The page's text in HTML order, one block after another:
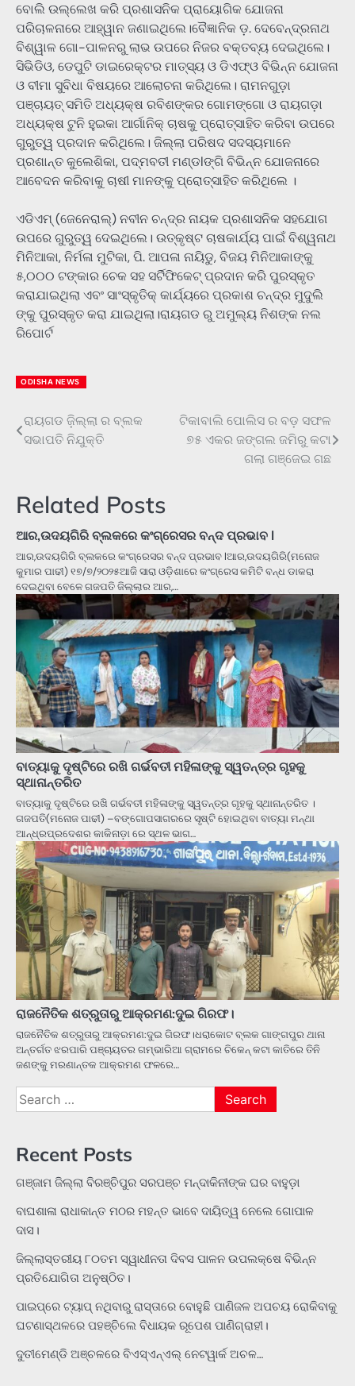
ବୋଲି ଉଲ୍ଲେଖ କରି ପ୍ରଶାସନିକ ପ୍ରାୟୋଗିକ ଯୋଜନା
ପରିଚାଳନାରେ ଆହ୍ୱାନ ଜଣାଇଥିଲେ।ବୈଜ୍ଞାନିକ ଡ଼. ଦେବେନ୍ଦ୍ରନାଥ
ବିଶ୍ୱାଳ ଗୋ-ପାଳନରୁ ଲାଭ ଉପରେ ନିଜର ବକ୍ତବ୍ୟ ଦେଇଥିଲେ।
ସିଭିଡିଓ, ଡେପୁଟି ଡାଇରେକ୍ଟର ମାତ୍ସ୍ୟ ଓ ଡିଏଫ୍ଓ ବିଭିନ୍ନ ଯୋଜନା
ଓ ବୀମା ସୁବିଧା ବିଷୟରେ ଆଲୋଚନା କରିଥିଲେ। ରାମନଗୁଡ଼ା
ପଞ୍ଚାୟତ୍ ସମିତି ଅଧ୍ୟକ୍ଷ ରବିଶଙ୍କର ଗୋମଙ୍ଗୋ ଓ ରାୟଗଡ଼ା
ଅଧ୍ୟକ୍ଷ ଟୁନି ହୁଇକା ଆର୍ଗାନିକ୍ ଚାଷକୁ ପ୍ରୋତ୍ସାହିତ କରିବା ଉପରେ
ଗୁରୁତ୍ୱ ପ୍ରଦାନ କରିଥିଲେ। ଜିଲ୍ଲା ପରିଷଦ ସଦସ୍ୟମାନେ
ପ୍ରଶାନ୍ତ କୁଲେଶିକା, ପଦ୍ମବତୀ ମଣ୍ଡlଙ୍ଗି ବିଭିନ୍ନ ଯୋଜନାରେ
ଆବେଦନ କରିବାକୁ ଚାଷୀ ମାନଙ୍କୁ ପ୍ରୋତ୍ସାହିତ କରିଥିଲେ ।
ଏଡିଏମ୍ (ଜେନେରାଲ୍) ନବୀନ ଚନ୍ଦ୍ର ନାୟକ ପ୍ରଶାସନିକ ସହଯୋଗ
ଉପରେ ଗୁରୁତ୍ୱ ଦେଇଥିଲେ। ଉତ୍କୃଷ୍ଟ ଚାଷକାର୍ଯ୍ୟ ପାଇଁ ବିଶ୍ୱନାଥ
ମିନିଆକା, ନିର୍ମଳା ମୁଟିକା, ପି. ଆପଳା ନାୟିଡୁ, ବିଜୟ ମିନିଆକାଙ୍କୁ
୫,୦୦୦ ଟଙ୍କାର ଚେକ ସହ ସର୍ଟିଫିକେଟ୍ ପ୍ରଦାନ କରି ପୁରସ୍କୃତ
କରାଯାଇଥିଲା ଏବଂ ସାଂସ୍କୃତିକ୍ କାର୍ଯ୍ୟରେ ପ୍ରକାଶ ଚନ୍ଦ୍ର ମୁଦୁଲି
ଙ୍କୁ ପୁରସ୍କୃତ କରା ଯାଇଥିଲା।ରାୟଗଡ ରୁ ଅମୁଲ୍ୟ ନିଶଙ୍କ ନଲ
ରିପୋର୍ଟ
ODISHA NEWS
Post
navigation
ରାୟଗଡ ଜ଼ିଲ୍ଲା ର ବ୍ଲକ
ସଭାପତି ନିଯୁକ୍ତି
ଟିକାବାଲି ପୋଲିସ ର ବଡ଼ ସଫଳ
୭୫ ଏକର ଜଙ୍ଗଲ ଜମିରୁ କଟା
ଗଲା ଗଞ୍ଜେଇ ଗଛ
Related Posts
ଆର,ଉଦୟଗିରି ବ୍ଲକରେ କଂଗ୍ରେସର ବନ୍ଦ ପ୍ରଭାବ l
ଆର,ଉଦୟଗିରି ବ୍ଲକରେ କଂଗ୍ରେସର ବନ୍ଦ ପ୍ରଭାବ lଆର,ଉଦୟଗିରି(ମନୋଜ
କୁମାର ପାଢୀ) ୧୭/୭/୨୦୨୫ଆଜି ସାରା ଓଡ଼ିଶାରେ କଂଗ୍ରେସ କମିଟି ବନ୍ଧ ଡାକରା
ଦେଇଥିବା ବେଳେ ଗଜପତି ଜିଲ୍ଲାର ଆର,…
ବାତ୍ୟାକୁ ଦୃଷ୍ଟିରେ ରଖି ଗର୍ଭବତୀ ମହିଳାଙ୍କୁ ସ୍ୱତନ୍ତ୍ର ଗୃହକୁ
ସ୍ଥାନାନ୍ତରିତ
ବାତ୍ୟାକୁ ଦୃଷ୍ଟିରେ ରଖି ଗର୍ଭବତୀ ମହିଳାଙ୍କୁ ସ୍ୱତନ୍ତ୍ର ଗୃହକୁ ସ୍ଥାନାନ୍ତରିତ ।
ଗଜପତି(ମନୋଜ ପାଢୀ) –ବଙ୍ଗୋପସାଗରରେ ସୃଷ୍ଟି ହୋଇଥିବା ବାତ୍ୟା ମନ୍ଥା
ଆନ୍ଧ୍ରପ୍ରଦେଶର କାକିନାଡ଼ା ରେ ସ୍ଥଳ ଭାଗ…
ରାଜନୈତିକ ଶତ୍ରୁତାରୁ ଆକ୍ରମଣ:ଦୁଇ ଗିରଫ।
ରାଜନୈତିକ ଶତ୍ରୁତାରୁ ଆକ୍ରମଣ:ଦୁଇ ଗିରଫ।ଧରାକୋଟ ବ୍ଲକ ଗାଙ୍ଗପୁର ଥାନା
ଅନ୍ତର୍ଗତ ଝରପାରି ପଞ୍ଚାୟତର ଗମ୍ଭାରିଆ ଗ୍ରାମରେ ଚିକେନ୍ କଟା କାତିରେ ତିନି
ଜଣଙ୍କୁ ମରଣାନ୍ତକ ଆକ୍ରମଣ ଫଳରେ…
Search
for:
Recent Posts
ଗଞ୍ଜାମ ଜିଲ୍ଲା ବିରଞ୍ଚିପୁର ସରପଞ୍ଚ ମନ୍ଦାକିନୀଙ୍କ ଘର ବାହୁଡ଼ା
ବାଘଶାଳା ରାଧାକାନ୍ତ ମଠର ମହନ୍ତ ଭାବେ ଦାୟିତ୍ୱ ନେଲେ ଗୋପାଳ
ଦାସ।
ଜିଲ୍ଲାସ୍ତରୀୟ ୮୦ତମ ସ୍ୱାଧୀନତା ଦିବସ ପାଳନ ଉପଲକ୍ଷେ ବିଭିନ୍ନ
ପ୍ରତିଯୋଗିତା ଅନୁଷ୍ଠିତ।
ପାଇପ୍‌ରେ ଟ୍ୟାପ୍‌ ନଥିବାରୁ ରାସ୍ତାରେ ବୋହୁଛି ପାଣିଜଳ ଅପଚୟ ରୋକିବାକୁ
ଘଟଣାସ୍ଥଳରେ ପହଞ୍ଚିଲେ ବିଧାୟକ ରୂପେଶ ପାଣିଗ୍ରାହୀ।
ଦୁତୀମେଣ୍ଡି ଅଞ୍ଚଳରେ ବିଏସ୍‌ଏନ୍‌ଏଲ୍‌ ନେଟୱାର୍କ ଅଚଳ…